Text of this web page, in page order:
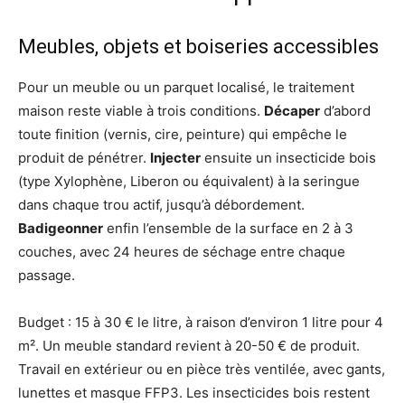
Meubles, objets et boiseries accessibles
Pour un meuble ou un parquet localisé, le traitement
maison reste viable à trois conditions. Décaper d’abord
toute finition (vernis, cire, peinture) qui empêche le
produit de pénétrer. Injecter ensuite un insecticide bois
(type Xylophène, Liberon ou équivalent) à la seringue
dans chaque trou actif, jusqu’à débordement.
Badigeonner enfin l’ensemble de la surface en 2 à 3
couches, avec 24 heures de séchage entre chaque
passage.
Budget : 15 à 30 € le litre, à raison d’environ 1 litre pour 4
m². Un meuble standard revient à 20-50 € de produit.
Travail en extérieur ou en pièce très ventilée, avec gants,
lunettes et masque FFP3. Les insecticides bois restent